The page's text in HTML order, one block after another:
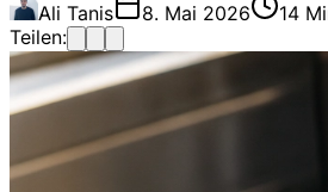
Ali Tanis 8. Mai 2026
14
Teilen: